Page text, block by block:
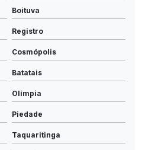
Boituva
Registro
Cosmópolis
Batatais
Olímpia
Piedade
Taquaritinga